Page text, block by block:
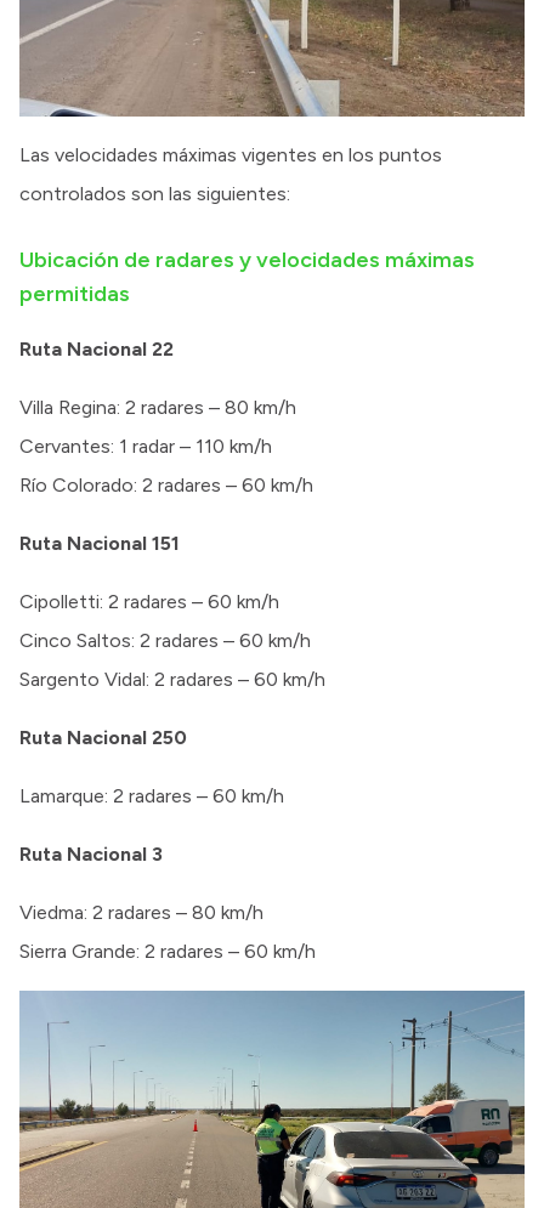
Las velocidades máximas vigentes en los puntos
controlados son las siguientes:
Ubicación de radares y velocidades máximas
permitidas
Ruta Nacional 22
Villa Regina: 2 radares – 80 km/h
Cervantes: 1 radar – 110 km/h
Río Colorado: 2 radares – 60 km/h
Ruta Nacional 151
Cipolletti: 2 radares – 60 km/h
Cinco Saltos: 2 radares – 60 km/h
Sargento Vidal: 2 radares – 60 km/h
Ruta Nacional 250
Lamarque: 2 radares – 60 km/h
Ruta Nacional 3
Viedma: 2 radares – 80 km/h
Sierra Grande: 2 radares – 60 km/h